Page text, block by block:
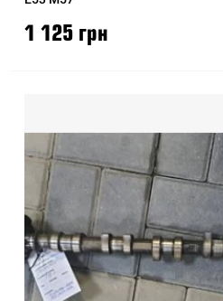
1 125 грн